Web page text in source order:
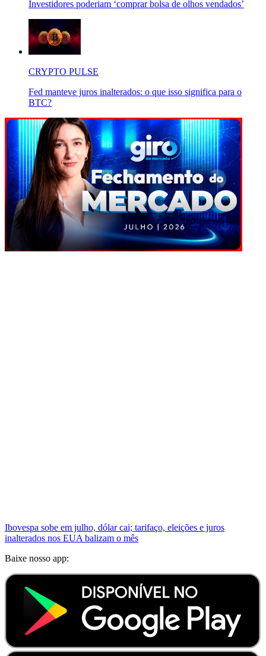
Investidores poderiam ‘comprar bolsa de olhos vendados’
CRYPTO PULSE
Fed manteve juros inalterados: o que isso significa para o
BTC?
Ibovespa sobe em julho, dólar cai; tarifaço, eleições e juros
inalterados nos EUA balizam o mês
Baixe nosso app: